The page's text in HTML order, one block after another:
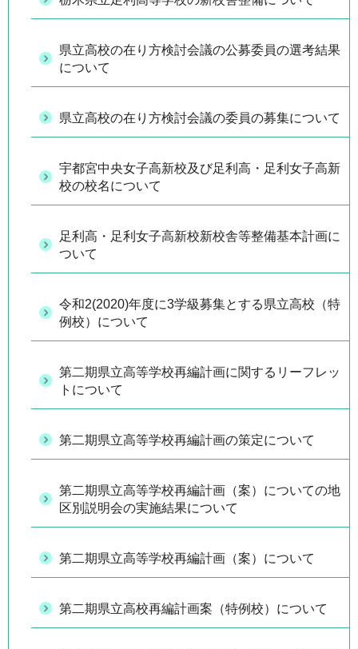
県立高校の在り方検討会議の公募委員の選考結果
について
県立高校の在り方検討会議の委員の募集について
宇都宮中央女子高新校及び足利高・足利女子高新
校の校名について
足利高・足利女子高新校新校舎等整備基本計画に
ついて
令和2(2020)年度に3学級募集とする県立高校（特
例校）について
第二期県立高等学校再編計画に関するリーフレッ
トについて
第二期県立高等学校再編計画の策定について
第二期県立高等学校再編計画（案）についての地
区別説明会の実施結果について
第二期県立高等学校再編計画（案）について
第二期県立高校再編計画案（特例校）について